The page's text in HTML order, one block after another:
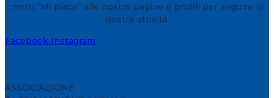
metti “Mi piace” alle nostre pagine e profili per seguire le
nostre attività.
Facebook Instagram
ASSOCIAZIONE